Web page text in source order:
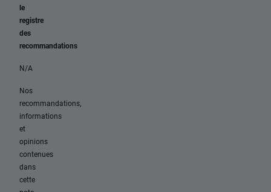
le
registre
des
recommandations
N/A
Nos
recommandations,
informations
et
opinions
contenues
dans
cette